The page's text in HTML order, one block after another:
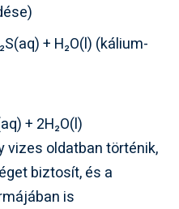
+ H₂O(l) (kálium-
+ 2H₂O(l)
vizes oldatban történik,
biztosít, és a
is